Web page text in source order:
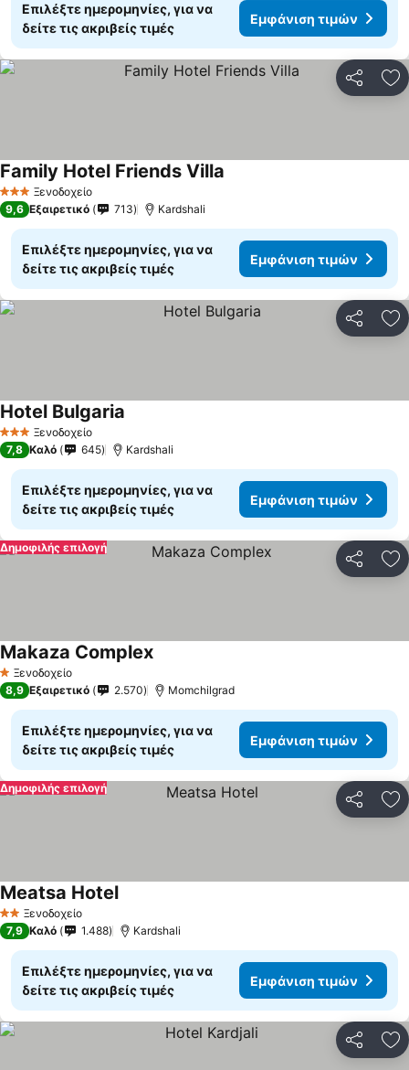
Επιλέξτε ημερομηνίες, για να
δείτε τις ακριβείς τιμές
Εμφάνιση τιμών
3 ΑστέριαΞενοδοχείο
Family Hotel Friends Villa
9,6 Εξαιρετικό 713 Kardshali
Επιλέξτε ημερομηνίες, για να
δείτε τις ακριβείς τιμές
Εμφάνιση τιμών
3 ΑστέριαΞενοδοχείο
Hotel Bulgaria
7,8 Καλό 645 Kardshali
Επιλέξτε ημερομηνίες, για να
δείτε τις ακριβείς τιμές
Εμφάνιση τιμών
Δημοφιλής επιλογή
1 Αστέρια
Ξενοδοχείο
Makaza Complex
8,9 Εξαιρετικό 2.570 Momchilgrad
Επιλέξτε ημερομηνίες, για να
δείτε τις ακριβείς τιμές
Εμφάνιση τιμών
Δημοφιλής επιλογή
2 ΑστέριαΞενοδοχείο
Meatsa Hotel
7,9 Καλό 1.488 Kardshali
Επιλέξτε ημερομηνίες, για να
δείτε τις ακριβείς τιμές
Εμφάνιση τιμών